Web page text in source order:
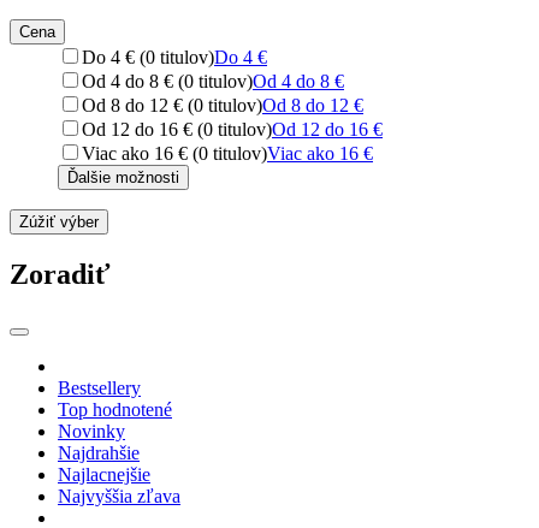
Cena
Do 4 € (0 titulov)Do 4 €
Od 4 do 8 € (0 titulov)Od 4 do 8 €
Od 8 do 12 € (0 titulov)Od 8 do 12 €
Od 12 do 16 € (0 titulov)Od 12 do 16 €
Viac ako 16 € (0 titulov)Viac ako 16 €
Ďalšie možnosti
Zúžiť výber
Zoradiť
Bestsellery
Top hodnotené
Novinky
Najdrahšie
Najlacnejšie
Najvyššia zľava